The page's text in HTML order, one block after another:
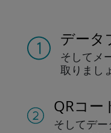
データ
そしてメ
取りまし
QRコー
そしてデ